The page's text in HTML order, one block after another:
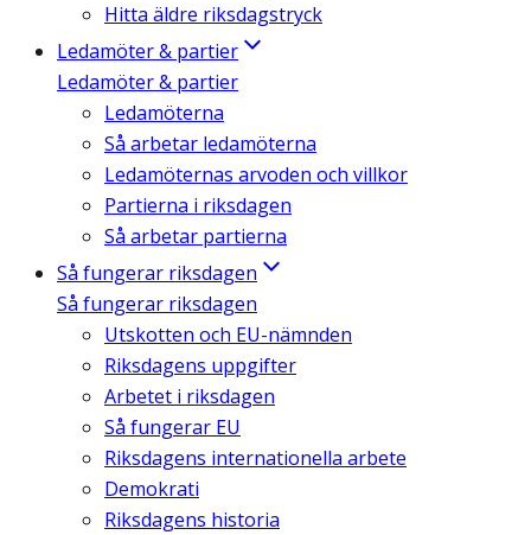
Hitta äldre riksdagstryck
Ledamöter & partier
Ledamöter & partier
Ledamöterna
Så arbetar ledamöterna
Ledamöternas arvoden och villkor
Partierna i riksdagen
Så arbetar partierna
Så fungerar riksdagen
Så fungerar riksdagen
Utskotten och EU-nämnden
Riksdagens uppgifter
Arbetet i riksdagen
Så fungerar EU
Riksdagens internationella arbete
Demokrati
Riksdagens historia